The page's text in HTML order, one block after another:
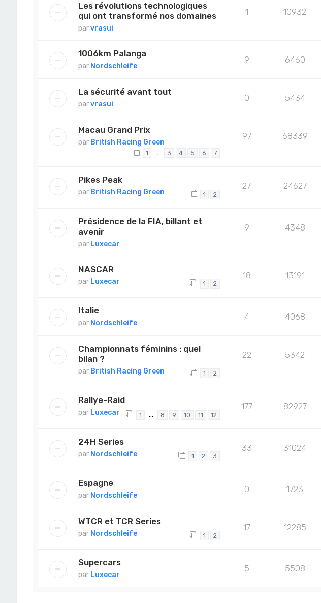
Les révolutions technologiques
qui ont transformé nos domaines
parvrasui
1 10932
1006km Palanga
par Nordschleife
9 6460
La sécurité avant tout
parvrasui
0 5434
Macau Grand Prix
par British Racing Green
1 … 3 4 5 6 7
97 68339
Pikes Peak
par British Racing Green 1 2
27 24627
Présidence de la FIA, billant et
avenir
par Luxecar
9 4348
NASCAR
par Luxecar 1 2
18 13191
Italie
par Nordschleife
4 4068
Championnats féminins : quel
bilan ?
par British Racing Green 1 2
22 5342
Rallye-Raid
par Luxecar 1 … 8 9 10 11 12
177 82927
24H Series
par Nordschleife 1 2 3
33 31024
Espagne
par Nordschleife
0 1723
WTCR et TCR Series
par Nordschleife 1 2
17 12285
Supercars
par Luxecar
5 5508